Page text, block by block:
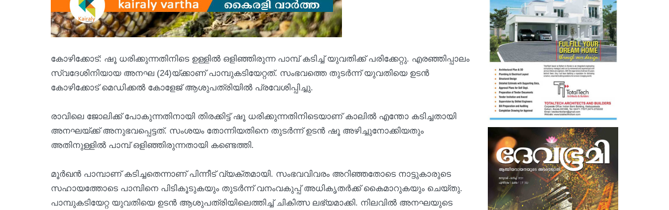
കോഴിക്കോട്: ഷൂ ധരിക്കുന്നതിനിടെ ഉള്ളിൽ ഒളിഞ്ഞിരുന്ന പാമ്പ് കടിച്ച് യുവതിക്ക് പരിക്കേറ്റു. എരഞ്ഞിപ്പാലം
സ്വദേശിനിയായ അനഘ (24)യ്ക്കാണ് പാമ്പുകടിയേറ്റത്. സംഭവത്തെ തുടർന്ന് യുവതിയെ ഉടൻ
കോഴിക്കോട് മെഡിക്കൽ കോളേജ് ആശുപത്രിയിൽ പ്രവേശിപ്പിച്ചു.
രാവിലെ ജോലിക്ക് പോകുന്നതിനായി തിരക്കിട്ട് ഷൂ ധരിക്കുന്നതിനിടെയാണ് കാലിൽ എന്തോ കടിച്ചതായി
അനഘയ്ക്ക് അനുഭവപ്പെട്ടത്. സംശയം തോന്നിയതിനെ തുടർന്ന് ഉടൻ ഷൂ അഴിച്ചുനോക്കിയതും
അതിനുള്ളിൽ പാമ്പ് ഒളിഞ്ഞിരുന്നതായി കണ്ടെത്തി.
മൂർഖൻ പാമ്പാണ് കടിച്ചതെന്നാണ് പിന്നീട് വ്യക്തമായി. സംഭവവിവരം അറിഞ്ഞതോടെ നാട്ടുകാരുടെ
സഹായത്തോടെ പാമ്പിനെ പിടികൂടുകയും തുടർന്ന് വനംവകുപ്പ് അധികൃതർക്ക് കൈമാറുകയും ചെയ്തു.
പാമ്പുകടിയേറ്റ യുവതിയെ ഉടൻ ആശുപത്രിയിലെത്തിച്ച് ചികിത്സ ലഭ്യമാക്കി. നിലവിൽ അനഘയുടെ